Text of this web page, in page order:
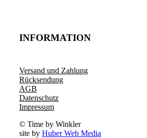
INFORMATION
Versand und Zahlung
Rücksendung
AGB
Datenschutz
Impressum
© Time by Winkler
site by Huber Web Media